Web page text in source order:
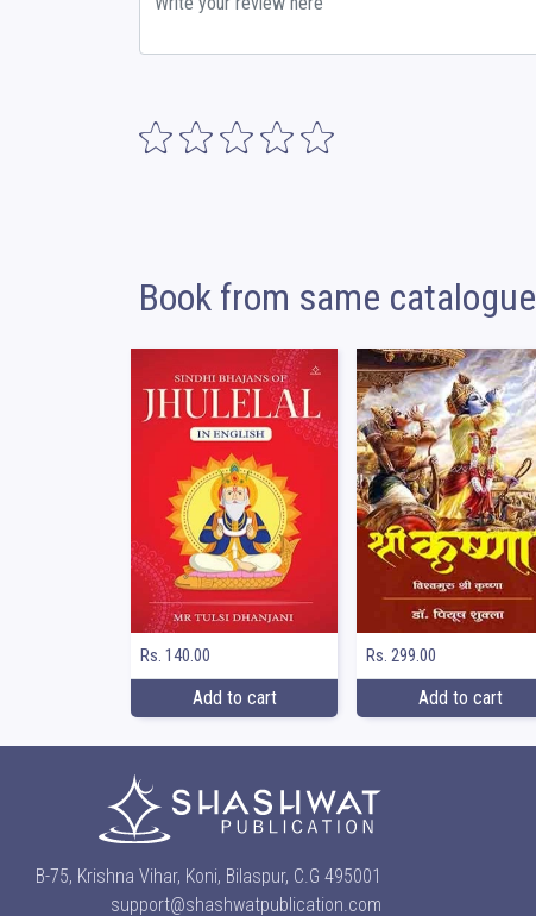
Book from same catalogue
Rs. 140.00
Add to cart
Rs. 299.00
Add to cart
B-75, Krishna Vihar, Koni, Bilaspur, C.G 495001
support@shashwatpublication.com